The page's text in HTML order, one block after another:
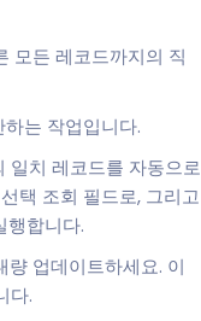
모든 레코드까지의 직
는 작업입니다.
일치 레코드를 자동으로
택 조회 필드로, 그리고
행합니다.
업데이트하세요. 이
다.